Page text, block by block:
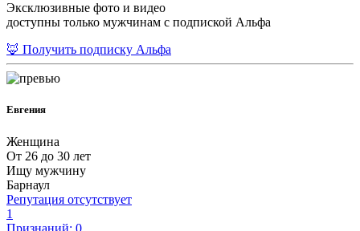
Эксклюзивные фото и видео
доступны только мужчинам с подпиской Альфа
🦊 Получить подписку Альфа
Евгения
Женщина
От 26 до 30 лет
Ищу мужчину
Барнаул
Репутация отсутствует
1
Признаний: 0